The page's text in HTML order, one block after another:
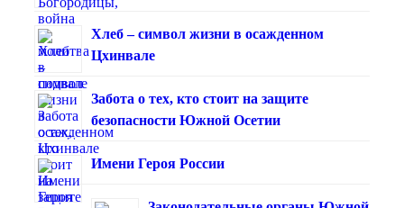
Хлеб – символ жизни в осажденном
Цхинвале
Забота о тех, кто стоит на защите
безопасности Южной Осетии
Имени Героя России